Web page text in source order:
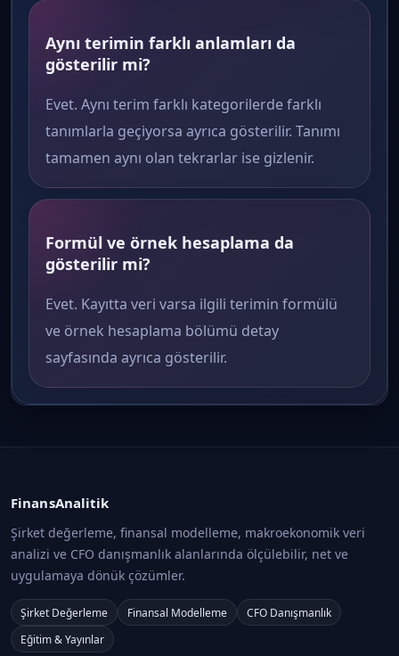
Aynı terimin farklı anlamları da
gösterilir mi?
Evet. Aynı terim farklı kategorilerde farklı
tanımlarla geçiyorsa ayrıca gösterilir. Tanımı
tamamen aynı olan tekrarlar ise gizlenir.
Formül ve örnek hesaplama da
gösterilir mi?
Evet. Kayıtta veri varsa ilgili terimin formülü
ve örnek hesaplama bölümü detay
sayfasında ayrıca gösterilir.
FinansAnalitik
Şirket değerleme, finansal modelleme, makroekonomik veri
analizi ve CFO danışmanlık alanlarında ölçülebilir, net ve
uygulamaya dönük çözümler.
Şirket Değerleme Finansal Modelleme
CFO Danışmanlık
Eğitim & Yayınlar